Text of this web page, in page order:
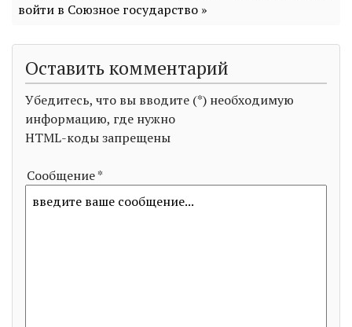
войти в Союзное государство »
Оставить комментарий
Убедитесь, что вы вводите (*) необходимую
информацию, где нужно
HTML-коды запрещены
Сообщение *